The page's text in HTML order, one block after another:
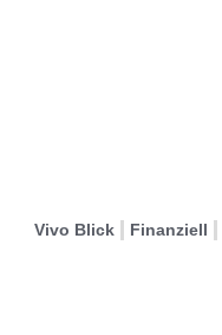
Vivo Blick Finanziell